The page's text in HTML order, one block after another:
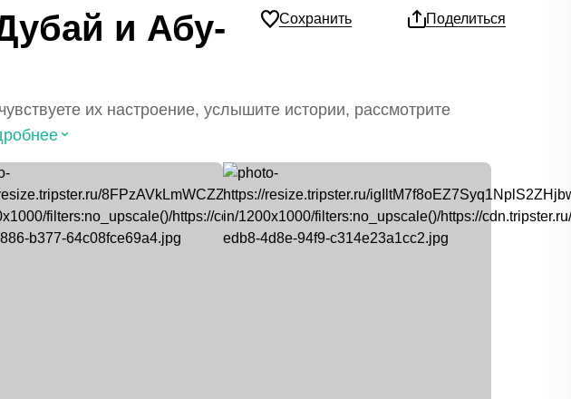
и Абу-
Сохранить Поделиться
их настроение, услышите истории, рассмотрите
⌃